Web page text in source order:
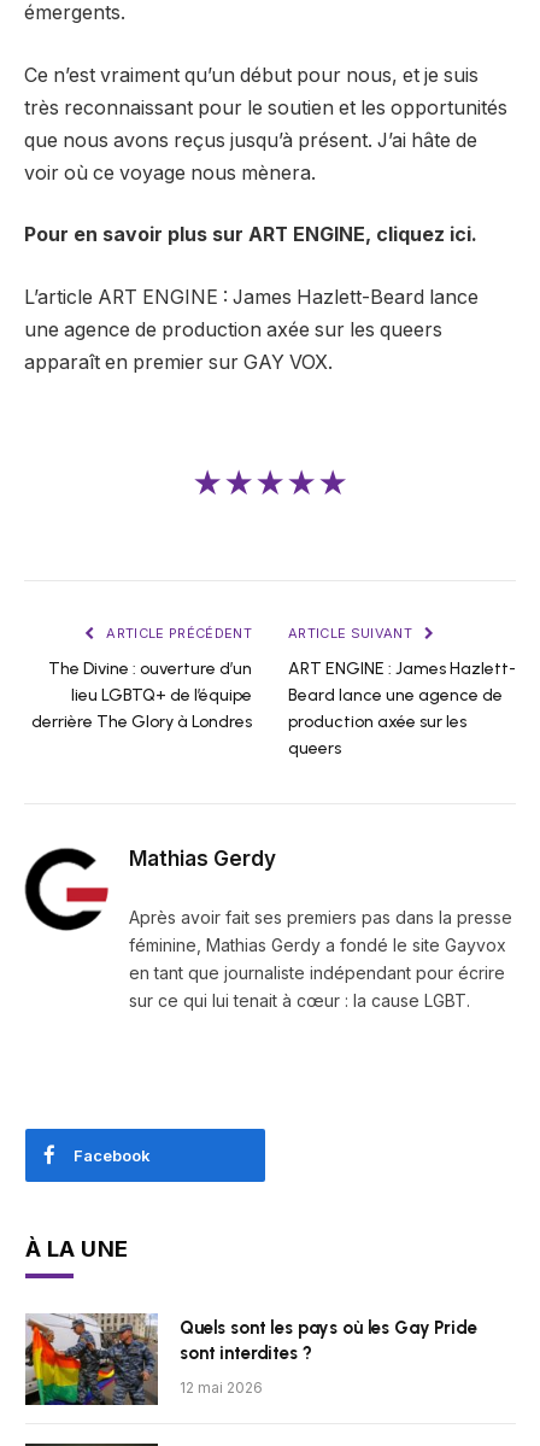
émergents.
Ce n’est vraiment qu’un début pour nous, et je suis
très reconnaissant pour le soutien et les opportunités
que nous avons reçus jusqu’à présent. J’ai hâte de
voir où ce voyage nous mènera.
Pour en savoir plus sur ART ENGINE, cliquez ici.
L’article ART ENGINE : James Hazlett-Beard lance
une agence de production axée sur les queers
apparaît en premier sur GAY VOX.
★★★★★
ARTICLE PRÉCÉDENT
The Divine : ouverture d’un
lieu LGBTQ+ de l’équipe
derrière The Glory à Londres
ARTICLE SUIVANT
ART ENGINE : James Hazlett-
Beard lance une agence de
production axée sur les
queers
Mathias Gerdy
Après avoir fait ses premiers pas dans la presse
féminine, Mathias Gerdy a fondé le site Gayvox
en tant que journaliste indépendant pour écrire
sur ce qui lui tenait à cœur : la cause LGBT.
Facebook
À LA UNE
Quels sont les pays où les Gay Pride
sont interdites ?
12 mai 2026